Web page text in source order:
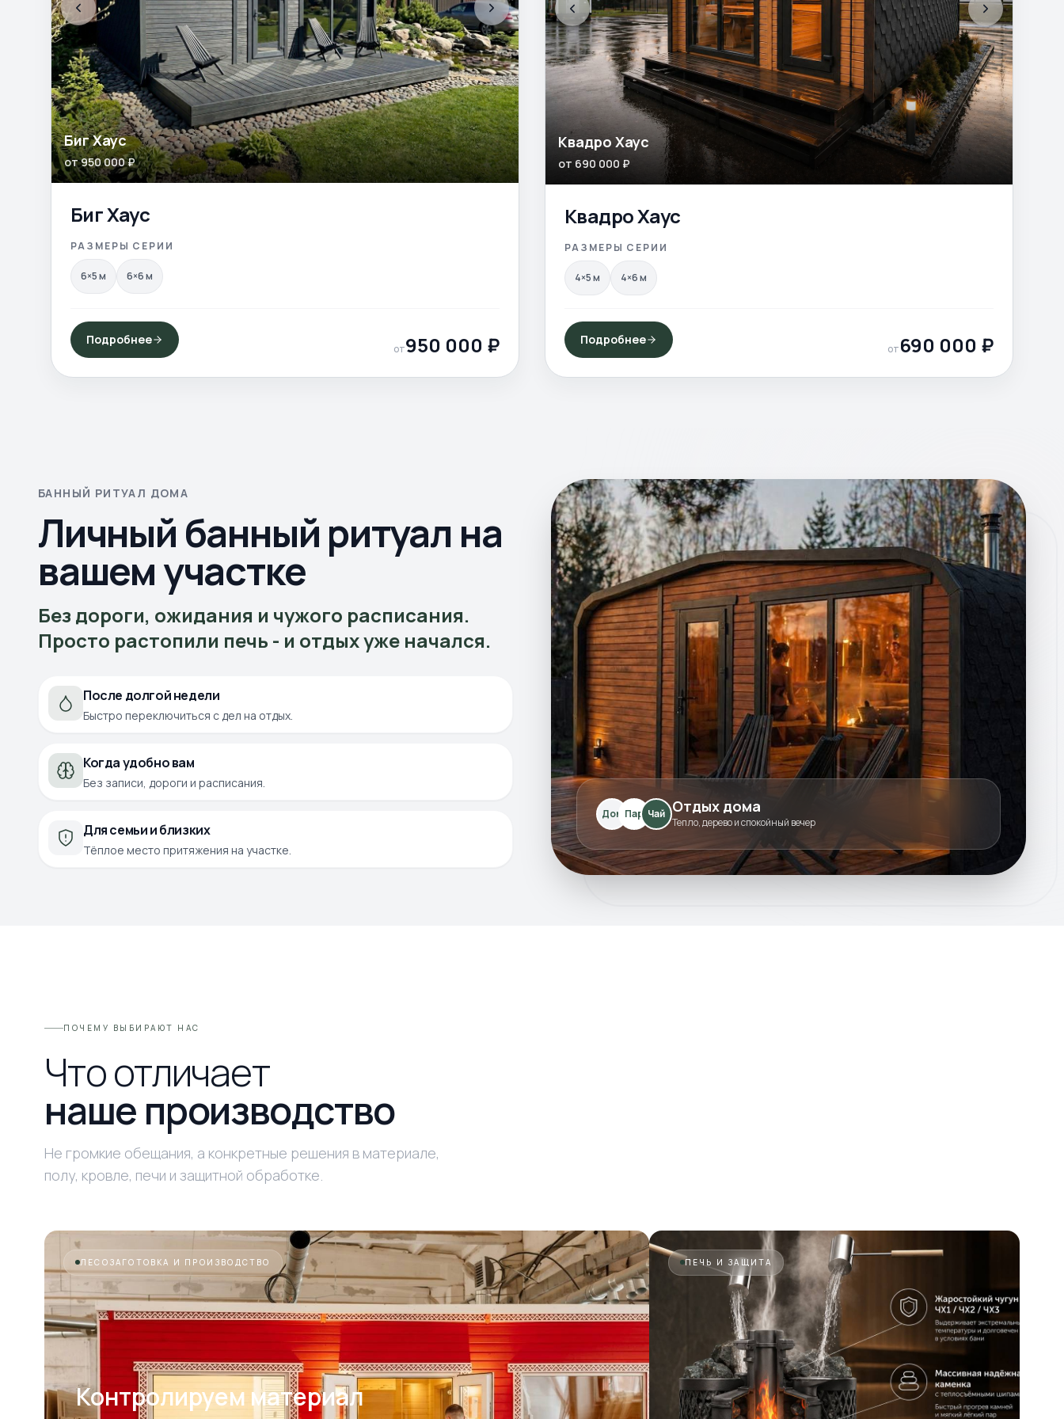
Биг Хаус
от950 000₽
Биг Хаус
РАЗМЕРЫ СЕРИИ
6×5м 6×6м
Подробнее
от950 000 ₽
Квадро Хаус
от 690 000 ₽
Квадро Хаус
РАЗМЕРЫ СЕРИИ
4×5м 4×6м
Подробнее
от690 000 ₽
БАННЫЙ РИТУАЛ ДОМА
Личный банный ритуал на
вашем участке
Без дороги, ожидания и чужого расписания.
Просто растопили печь - и отдых уже начался.
После долгой недели
Быстро переключиться с дел на отдых.
Когда удобно вам
Без записи, дороги и расписания.
Для семьи и близких
Тёплое место притяжения на участке.
Дом Пар Чай Отдых дома
Тепло, дерево и спокойный вечер
ПОЧЕМУ ВЫБИРАЮТ НАС
Что отличает
наше производство
Не громкие обещания, а конкретные решения в материале,
полу, кровле, печи и защитной обработке.
ЛЕСОЗАГОТОВКА И ПРОИЗВОДСТВО
Контролируем материал
ПЕЧЬ И ЗАЩИТА